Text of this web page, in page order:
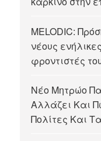
MELODIC:
νέους
φροντιστές
Νέο Μητρώο
Αλλάζει Και
Πολίτες Και